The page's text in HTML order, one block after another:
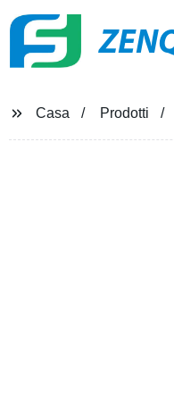
Casa Prodotti